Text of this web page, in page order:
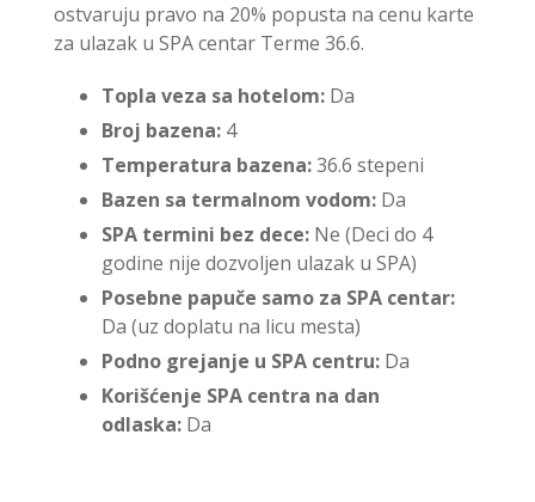
ostvaruju pravo na 20% popusta na cenu karte
za ulazak u SPA centar Terme 36.6.
Topla veza sa hotelom: Da
Broj bazena: 4
Temperatura bazena:36.6 stepeni
Bazen sa termalnom vodom: Da
SPA termini bez dece: Ne (Deci do 4
godine nije dozvoljen ulazak u SPA)
Posebne papuče samo za SPA centar:
Da (uz doplatu na licu mesta)
Podno grejanje u SPA centru: Da
Korišćenje SPA centra na dan
odlaska: Da